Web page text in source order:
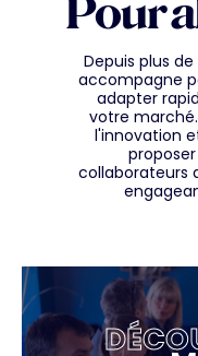
Pour
Depuis plus de
accompagne
adapter
votre
l'innovation
collaborateurs